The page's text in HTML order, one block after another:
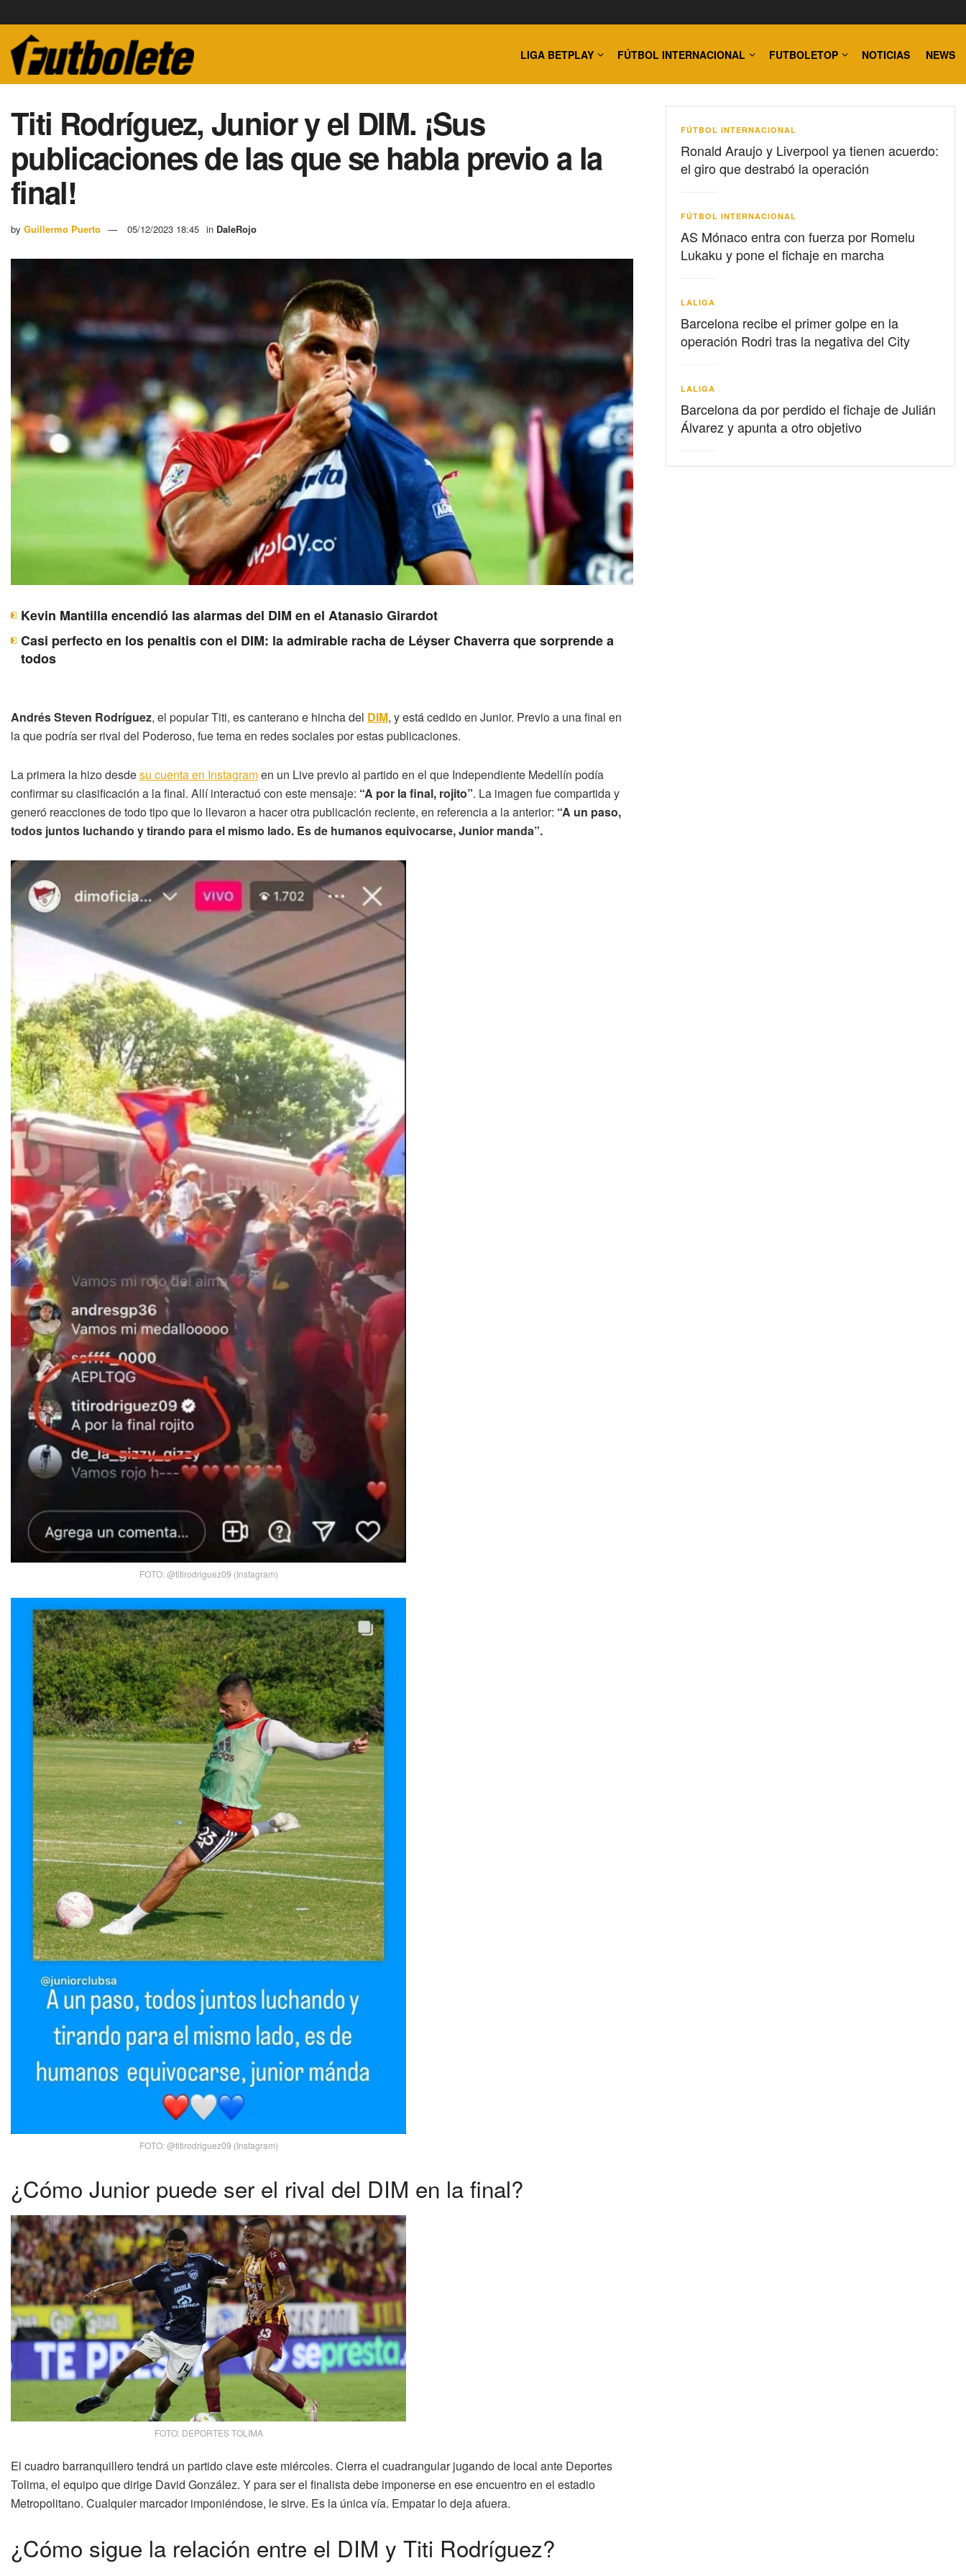
LIGA BETPLAY FÚTBOL INTERNACIONAL FUTBOLETOP NOTICIAS NEWS
Titi Rodríguez, Junior y el DIM. ¡Sus
publicaciones de las que se habla previo a la
final!
by Guillermo Puerto 05/12/2023 18:45 in DaleRojo
Kevin Mantilla encendió las alarmas del DIM en el Atanasio Girardot
Casi perfecto en los penaltis con el DIM: la admirable racha de Léyser Chaverra que sorprende a
todos
Andrés Steven Rodríguez, el popular Titi, es canterano e hincha del DIM, y está cedido en Junior. Previo a una final en
la que podría ser rival del Poderoso, fue tema en redes sociales por estas publicaciones.
La primera la hizo desdesu cuenta en Instagramen un Live previo al partido en el que Independiente Medellín podía
confirmar su clasificación a la final. Allí interactuó con este mensaje: “A por la final, rojito”. La imagen fue compartida y
generó reacciones de todo tipo que lo llevaron a hacer otra publicación reciente, en referencia a la anterior: “A un paso,
todos juntos luchando y tirando para el mismo lado. Es de humanos equivocarse, Junior manda”.
FOTO: @titirodriguez09 (Instagram)
FOTO: @titirodriguez09 (Instagram)
¿Cómo Junior puede ser el rival del DIM en la final?
FOTO: DEPORTES TOLIMA
El cuadro barranquillero tendrá un partido clave este miércoles. Cierra el cuadrangular jugando de local ante Deportes
Tolima, el equipo que dirige David González. Y para ser el finalista debe imponerse en ese encuentro en el estadio
Metropolitano. Cualquier marcador imponiéndose, le sirve. Es la única vía. Empatar lo deja afuera.
¿Cómo sigue la relación entre el DIM y Titi Rodríguez?
FÚTBOL INTERNACIONAL
Ronald Araujo y Liverpool ya tienen acuerdo:
el giro que destrabó la operación
FÚTBOL INTERNACIONAL
AS Mónaco entra con fuerza por Romelu
Lukaku y pone el fichaje en marcha
LALIGA
Barcelona recibe el primer golpe en la
operación Rodri tras la negativa del City
LALIGA
Barcelona da por perdido el fichaje de Julián
Álvarez y apunta a otro objetivo